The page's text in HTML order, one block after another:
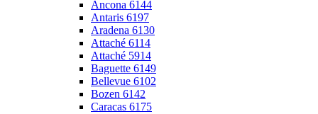
Ancona 6144
Antaris 6197
Aradena 6130
Attaché 6114
Attaché 5914
Baguette 6149
Bellevue 6102
Bozen 6142
Caracas 6175